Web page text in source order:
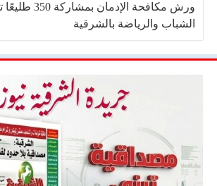
ورش مكافحة
الشباب والرياضة بالشرقية